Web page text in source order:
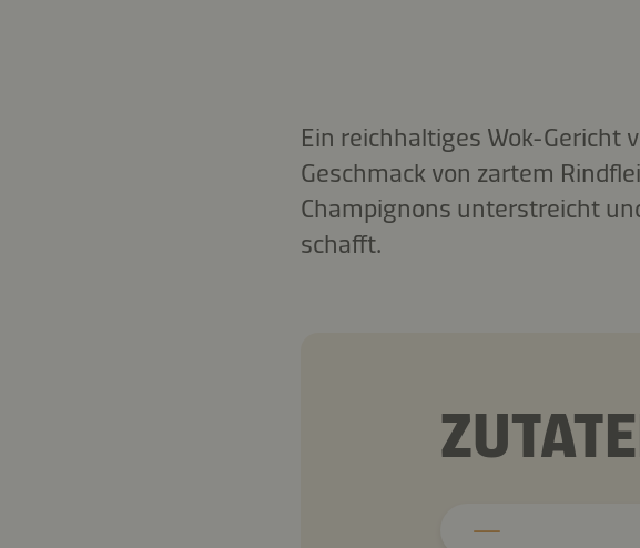
Ein reichhaltiges Wok-Gericht
Geschmack von zartem
Champignons unterstreicht
schafft.